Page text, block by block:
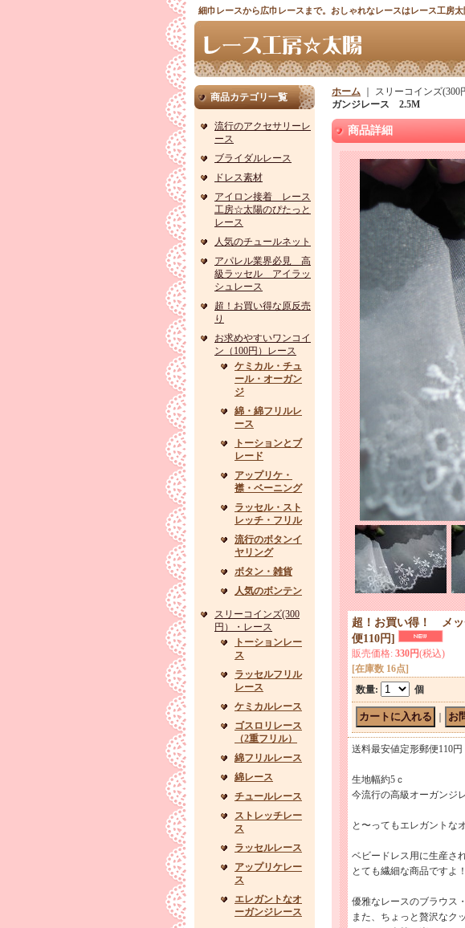
細巾レースから広巾レースまで。おしゃれなレースはレース工房太
商品カテゴリ一覧
流行のアクセサリーレ
ース
ブライダルレース
ドレス素材
アイロン接着 レース
工房☆太陽のぴたっと
レース
人気のチュールネット
アパレル業界必見 高
級ラッセル アイラッ
シュレース
超！お買い得な原反売
り
お求めやすいワンコイ
ン（100円）レース
ケミカル・チュ
ール・オーガン
ジ
綿・綿フリルレ
ース
トーションとブ
レード
アップリケ・
襟・ベーニング
ラッセル・スト
レッチ・フリル
流行のボタンイ
ヤリング
ボタン・雑貨
人気のボンテン
スリーコインズ(300
円）・レース
トーションレー
ス
ラッセルフリル
レース
ケミカルレース
ゴスロリレース
（2重フリル）
綿フリルレース
綿レース
チュールレース
ストレッチレー
ス
ラッセルレース
アップリケレー
ス
エレガントなオ
ーガンジレース
ホーム ｜ スリーコインズ(300
ガンジレース 2.5M
商品詳細
超！お買い得！ メ
便110円]
販売価格: 330円(税込)
[在庫数 16点]
数量: 個
送料最安値定形郵便110円
生地幅約5ｃ
今流行の高級オーガンジ
と〜ってもエレガントな
ベビードレス用に生産さ
とても繊細な商品ですよ！
優雅なレースのブラウス
また、ちょっと贅沢なク